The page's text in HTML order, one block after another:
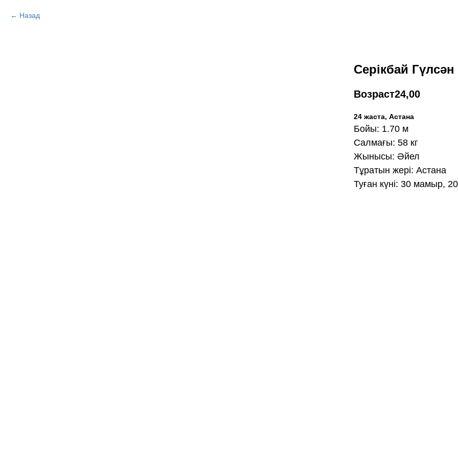
Назад
Серікбай Гүлсән
Возраст24,00
24 жаста, Астана
Бойы: 1.70 м
Салмағы: 58 кг
Жынысы: Әйел
Тұратын жері: Астана
Туған күні: 30 мамыр,